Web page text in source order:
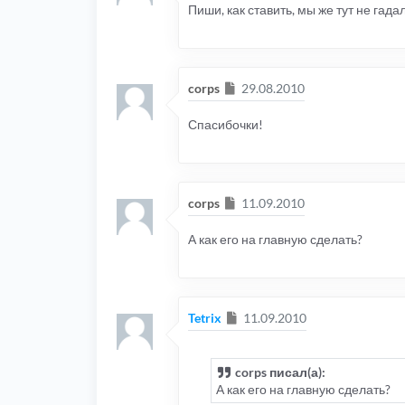
Пиши, как ставить, мы же тут не
corps Сообщение
29.08.2010
Спасибочки!
corps Сообщение
11.09.2010
А как его на главную сделать?
Tetrix Сообщение
11.09.2010
corps писал(а):
А как его на главную сделать?